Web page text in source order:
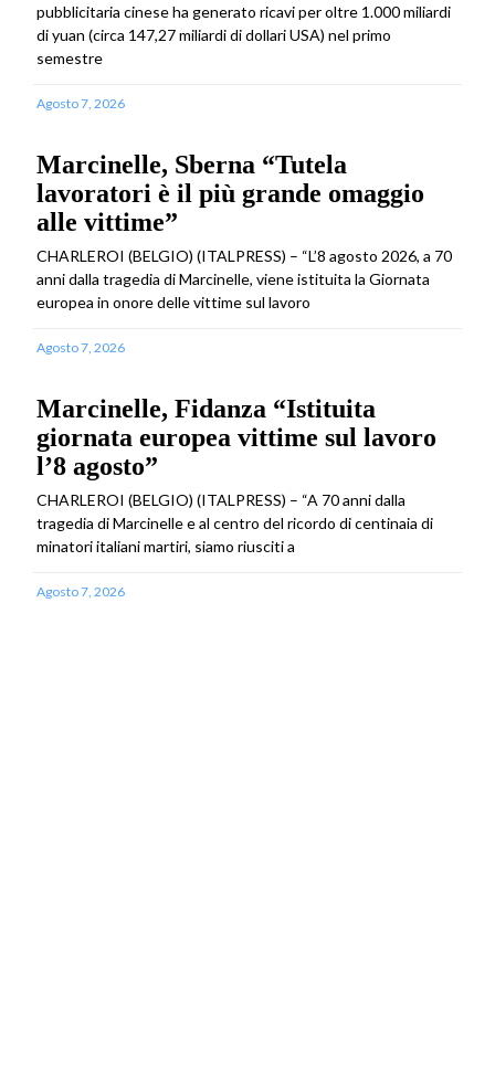
pubblicitaria cinese ha generato ricavi per oltre 1.000 miliardi
di yuan (circa 147,27 miliardi di dollari USA) nel primo
semestre
Agosto 7, 2026
Marcinelle, Sberna “Tutela
lavoratori è il più grande omaggio
alle vittime”
CHARLEROI (BELGIO) (ITALPRESS) – “L’8 agosto 2026, a 70
anni dalla tragedia di Marcinelle, viene istituita la Giornata
europea in onore delle vittime sul lavoro
Agosto 7, 2026
Marcinelle, Fidanza “Istituita
giornata europea vittime sul lavoro
l’8 agosto”
CHARLEROI (BELGIO) (ITALPRESS) – “A 70 anni dalla
tragedia di Marcinelle e al centro del ricordo di centinaia di
minatori italiani martiri, siamo riusciti a
Agosto 7, 2026